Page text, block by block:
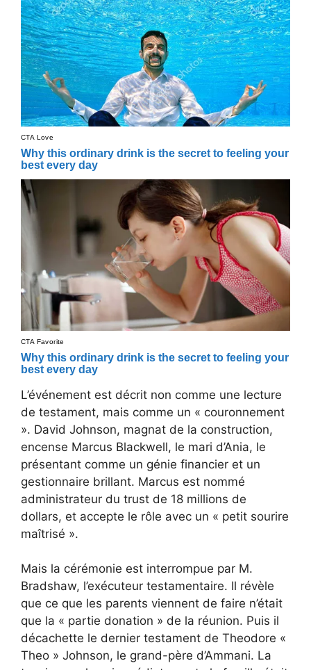
L’événement est décrit non comme une lecture
de testament, mais comme un « couronnement
». David Johnson, magnat de la construction,
encense Marcus Blackwell, le mari d’Ania, le
présentant comme un génie financier et un
gestionnaire brillant. Marcus est nommé
administrateur du trust de 18 millions de
dollars, et accepte le rôle avec un « petit sourire
maîtrisé ».
Mais la cérémonie est interrompue par M.
Bradshaw, l’exécuteur testamentaire. Il révèle
que ce que les parents viennent de faire n’était
que la « partie donation » de la réunion. Puis il
décachette le dernier testament de Theodore «
Theo » Johnson, le grand-père d’Ammani. La